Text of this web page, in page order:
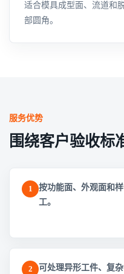
适合模具成型面、流道和
部圆角。
服务优势
围绕客户验收标
1
按功能面、外观面和
工。
2 可处理异形工件、复